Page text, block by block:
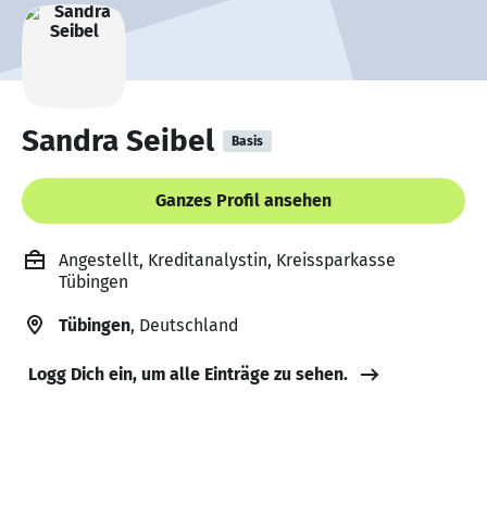
Sandra Seibel Basis
Ganzes Profil ansehen
Angestellt, Kreditanalystin, Kreissparkasse
Tübingen
Tübingen, Deutschland
Logg Dich ein, um alle Einträge zu sehen.